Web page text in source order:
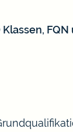
FQN